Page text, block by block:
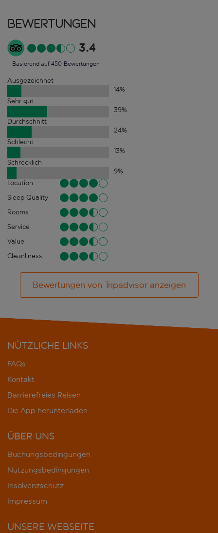
Bewertungen
3.4
Basierend auf 450 Bewertungen
Ausgezeichnet
14%
Sehr gut
39%
Durchschnitt
24%
Schlecht
13%
Schrecklich
9%
Location
Sleep Quality
Rooms
Service
Value
Cleanliness
Bewertungen von Tripadvisor anzeigen
NÜTZLICHE LINKS
FAQs
Kontakt
Barrierefreies Reisen
Die App herunterladen
ÜBER UNS
Buchungsbedingungen
Nutzungsbedingungen
Insolvenzschutz
Impressum
UNSERE WEBSEITE